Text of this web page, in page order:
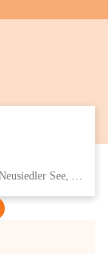
Eisenstädter Straße 18, 7091 Breitenbrunn am Neusiedler See, AUT